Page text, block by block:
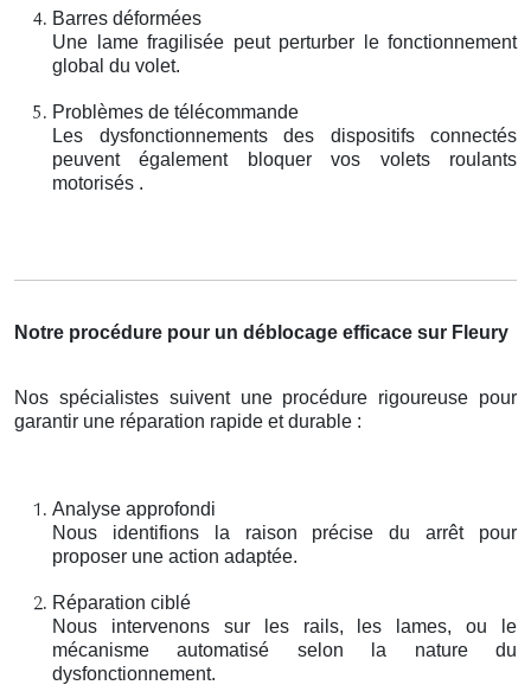
Barres déformées
Une lame fragilisée peut perturber le fonctionnement
global du volet.
Problèmes de télécommande
Les dysfonctionnements des dispositifs connectés
peuvent également bloquer vos volets roulants
motorisés .
Notre procédure pour un déblocage efficace sur Fleury
Nos spécialistes suivent une procédure rigoureuse pour
garantir une réparation rapide et durable :
Analyse approfondi
Nous identifions la raison précise du arrêt pour
proposer une action adaptée.
Réparation ciblé
Nous intervenons sur les rails, les lames, ou le
mécanisme automatisé selon la nature du
dysfonctionnement.